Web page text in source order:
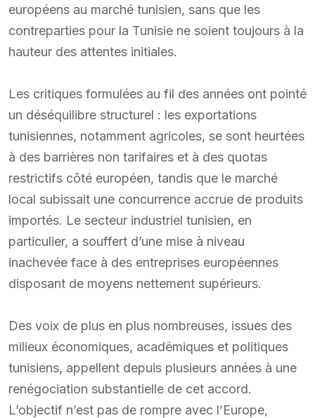
européens au marché tunisien, sans que les
contreparties pour la Tunisie ne soient toujours à la
hauteur des attentes initiales.
Les critiques formulées au fil des années ont pointé
un déséquilibre structurel : les exportations
tunisiennes, notamment agricoles, se sont heurtées
à des barrières non tarifaires et à des quotas
restrictifs côté européen, tandis que le marché
local subissait une concurrence accrue de produits
importés. Le secteur industriel tunisien, en
particulier, a souffert d’une mise à niveau
inachevée face à des entreprises européennes
disposant de moyens nettement supérieurs.
Des voix de plus en plus nombreuses, issues des
milieux économiques, académiques et politiques
tunisiens, appellent depuis plusieurs années à une
renégociation substantielle de cet accord.
L’objectif n’est pas de rompre avec l’Europe,